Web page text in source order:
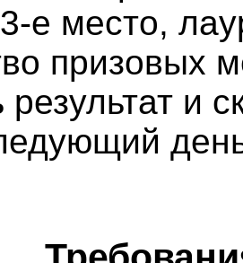
е место,
призовых
результат и